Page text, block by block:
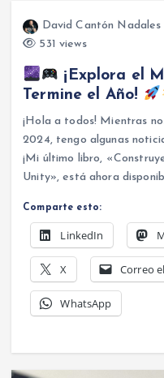
David Cantón Nadales
531 views
¡Explora el
Termine el Año!
¡Hola a todos! Mientras
2024, tengo algunas
¡Mi último libro,
Unity», está ahora
Comparte esto:
LinkedIn
X Correo
WhatsApp